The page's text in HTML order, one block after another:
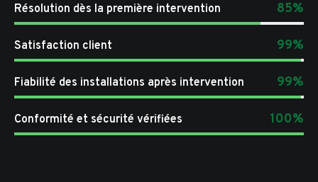
Résolution dès la première intervention 85%
Satisfaction client 99%
Fiabilité des installations après intervention 99%
Conformité et sécurité vérifiées 100%